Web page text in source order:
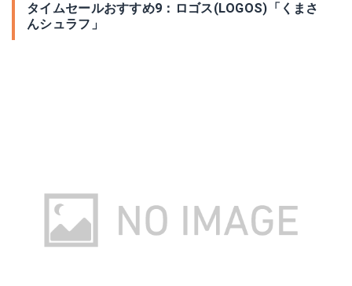
タイムセールおすすめ9：ロゴス(LOGOS)「くまさ
んシュラフ」